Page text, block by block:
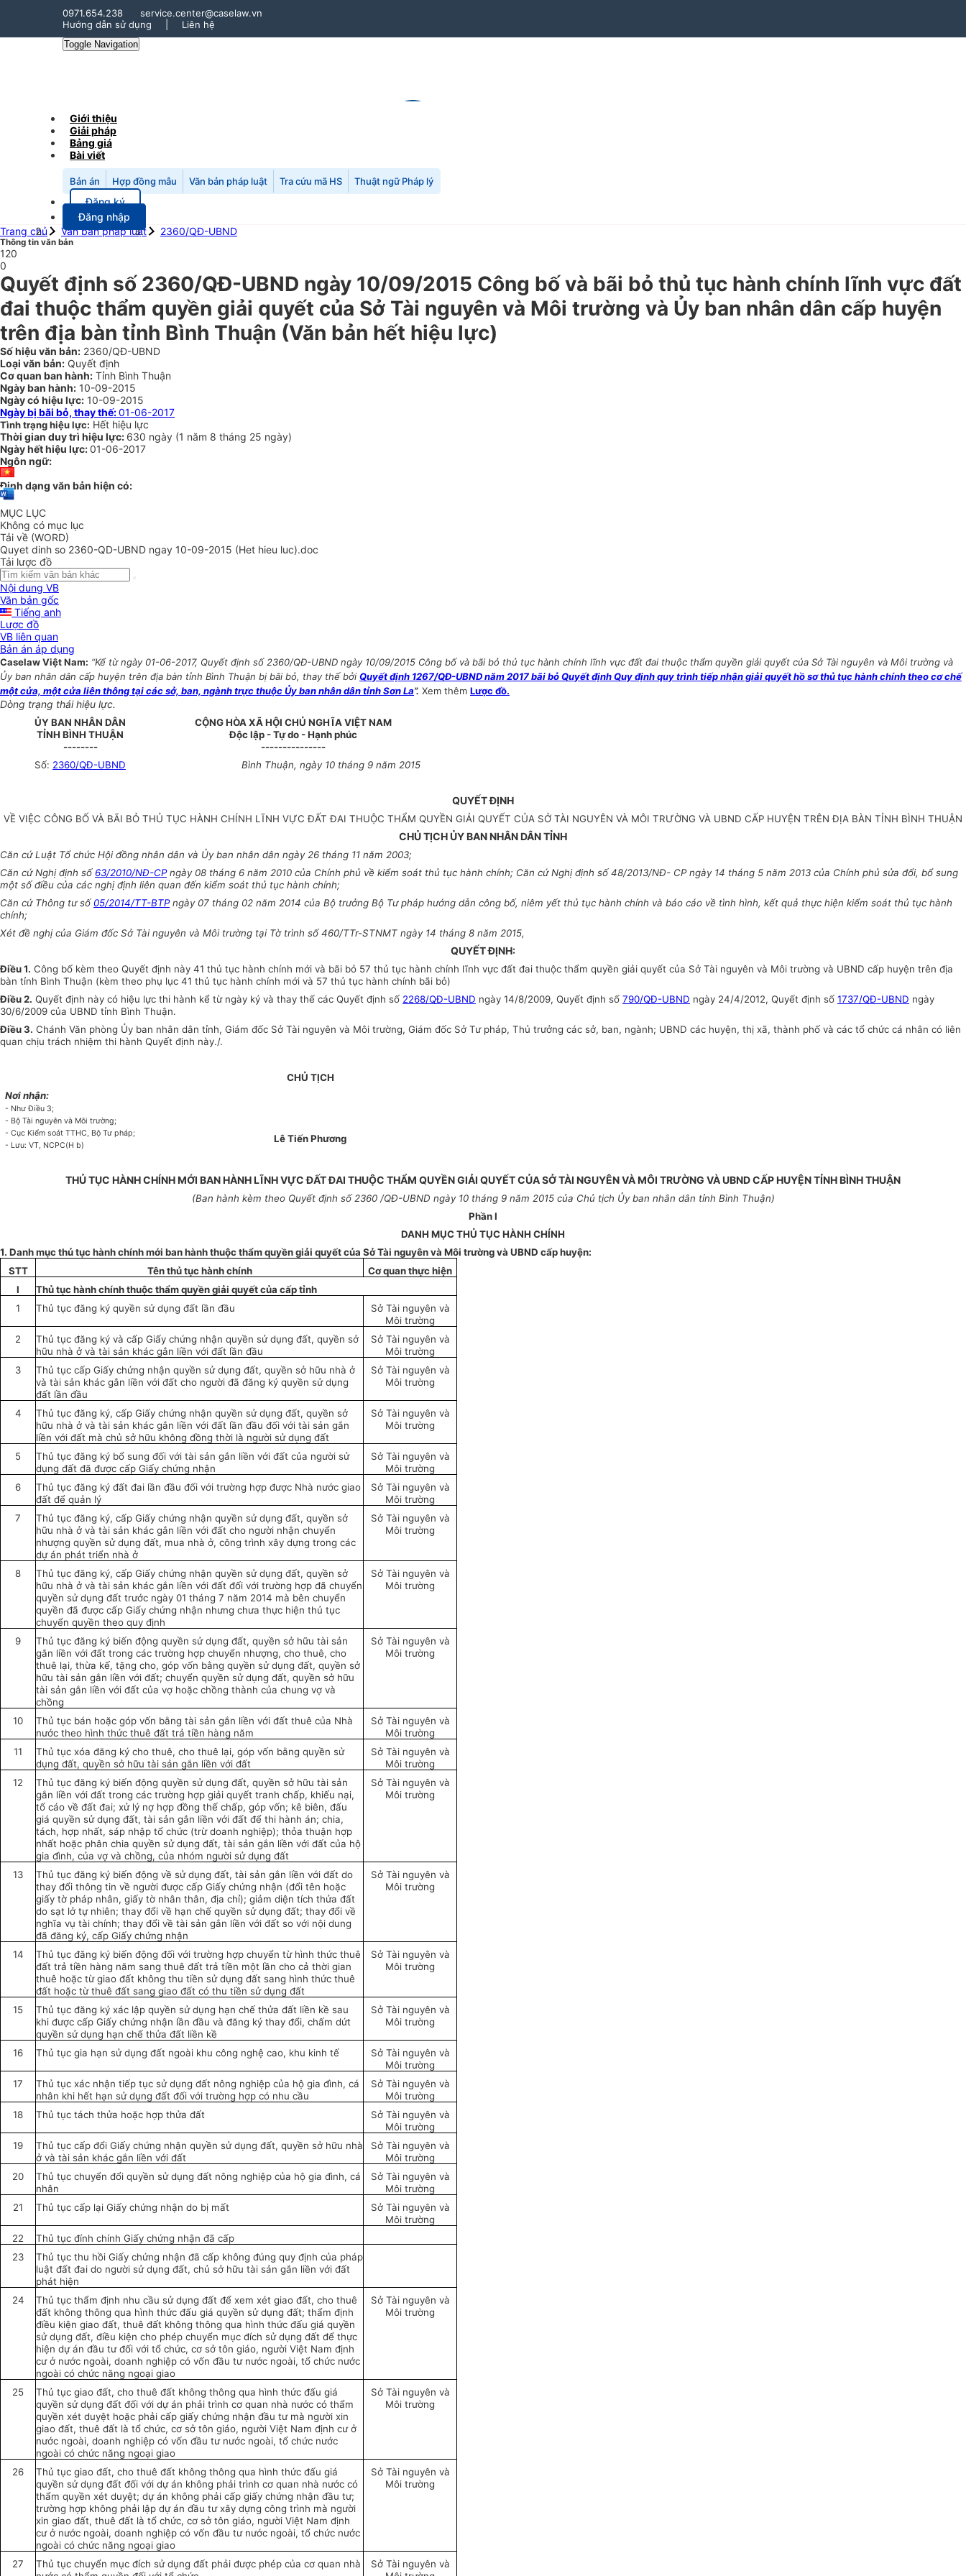
0971.654.238
service.center@caselaw.vn
Hướng dẫn sử dụng
Liên hệ
Toggle Navigation
Giới thiệu
Giải pháp
Bảng giá
Bài viết
Bản án Hợp đồng mẫu Văn bản pháp luật Tra cứu mã HS Thuật ngữ Pháp lý
Đăng ký
Đăng nhập
Trang chủ
Văn bản pháp luật 2360/QĐ-UBND
Thông tin văn bản
120
0
Quyết định số 2360/QĐ-UBND ngày 10/09/2015 Công bố và bãi bỏ thủ tục hành chính lĩnh vực đất
đai thuộc thẩm quyền giải quyết của Sở Tài nguyên và Môi trường và Ủy ban nhân dân cấp huyện
trên địa bàn tỉnh Bình Thuận (Văn bản hết hiệu lực)
Số hiệu văn bản: 2360/QĐ-UBND
Loại văn bản: Quyết định
Cơ quan ban hành: Tỉnh Bình Thuận
Ngày ban hành: 10-09-2015
Ngày có hiệu lực: 10-09-2015
Ngày bị bãi bỏ, thay thế:01-06-2017
Tình trạng hiệu lực: Hết hiệu lực
Thời gian duy trì hiệu lực: 630 ngày (1 năm 8 tháng 25 ngày)
Ngày hết hiệu lực:01-06-2017
Ngôn ngữ:
Định dạng văn bản hiện có:
MỤC LỤC
Không có mục lục
Tải về (WORD)
Quyet dinh so 2360-QD-UBND ngay 10-09-2015 (Het hieu luc).doc
Tải lược đồ
Nội dung VB
Văn bản gốc
Tiếng anh
Lược đồ
VB liên quan
Bản án áp dụng
Caselaw Việt Nam: “Kể từ ngày 01-06-2017, Quyết định số 2360/QĐ-UBND ngày 10/09/2015 Công bố và bãi bỏ thủ tục hành chính lĩnh vực đất đai thuộc thẩm quyền giải quyết của Sở Tài nguyên và Môi trường và
Ủy ban nhân dân cấp huyện trên địa bàn tỉnh Bình Thuận bị bãi bỏ, thay thế bởi Quyết định 1267/QĐ-UBND năm 2017 bãi bỏ Quyết định Quy định quy trình tiếp nhận giải quyết hồ sơ thủ tục hành chính theo cơ chế
một cửa, một cửa liên thông tại các sở, ban, ngành trực thuộc Ủy ban nhân dân tỉnh Sơn La”. Xem thêm Lược đồ.
Dòng trạng thái hiệu lực.
ỦY BAN NHÂN DÂN
TỈNH BÌNH THUẬN
--------
CỘNG HÒA XÃ HỘI CHỦ NGHĨA VIỆT NAM
Độc lập - Tự do - Hạnh phúc
---------------
Số: 2360/QĐ-UBND Bình Thuận, ngày 10 tháng 9 năm 2015
QUYẾT ĐỊNH
VỀ VIỆC CÔNG BỐ VÀ BÃI BỎ THỦ TỤC HÀNH CHÍNH LĨNH VỰC ĐẤT ĐAI THUỘC THẨM QUYỀN GIẢI QUYẾT CỦA SỞ TÀI NGUYÊN VÀ MÔI TRƯỜNG VÀ UBND CẤP HUYỆN TRÊN ĐỊA BÀN TỈNH BÌNH THUẬN
CHỦ TỊCH ỦY BAN NHÂN DÂN TỈNH
Căn cứ Luật Tổ chức Hội đồng nhân dân và Ủy ban nhân dân ngày 26 tháng 11 năm 2003;
Căn cứ Nghị định số 63/2010/NĐ-CPngày 08 tháng 6 năm 2010 của Chính phủ về kiểm soát thủ tục hành chính; Căn cứ Nghị định số 48/2013/NĐ- CP ngày 14 tháng 5 năm 2013 của Chính phủ sửa đổi, bổ sung
một số điều của các nghị định liên quan đến kiểm soát thủ tục hành chính;
Căn cứ Thông tư số 05/2014/TT-BTPngày 07 tháng 02 năm 2014 của Bộ trưởng Bộ Tư pháp hướng dẫn công bố, niêm yết thủ tục hành chính và báo cáo về tình hình, kết quả thực hiện kiểm soát thủ tục hành
chính;
Xét đề nghị của Giám đốc Sở Tài nguyên và Môi trường tại Tờ trình số 460/TTr-STNMT ngày 14 tháng 8 năm 2015,
QUYẾT ĐỊNH:
Điều 1. Công bố kèm theo Quyết định này 41 thủ tục hành chính mới và bãi bỏ 57 thủ tục hành chính lĩnh vực đất đai thuộc thẩm quyền giải quyết của Sở Tài nguyên và Môi trường và UBND cấp huyện trên địa
bàn tỉnh Bình Thuận (kèm theo phụ lục 41 thủ tục hành chính mới và 57 thủ tục hành chính bãi bỏ)
Điều 2. Quyết định này có hiệu lực thi hành kể từ ngày ký và thay thế các Quyết định số 2268/QĐ-UBND ngày 14/8/2009, Quyết định số 790/QĐ-UBND ngày 24/4/2012, Quyết định số 1737/QĐ-UBND ngày
30/6/2009 của UBND tỉnh Bình Thuận.
Điều 3. Chánh Văn phòng Ủy ban nhân dân tỉnh, Giám đốc Sở Tài nguyên và Môi trường, Giám đốc Sở Tư pháp, Thủ trưởng các sở, ban, ngành; UBND các huyện, thị xã, thành phố và các tổ chức cá nhân có liên
quan chịu trách nhiệm thi hành Quyết định này./.
Nơi nhận:
- Như Điều 3;
- Bộ Tài nguyên và Môi trường;
- Cục Kiểm soát TTHC, Bộ Tư pháp;
- Lưu: VT, NCPC(H b)
CHỦ TỊCH
Lê Tiến Phương
THỦ TỤC HÀNH CHÍNH MỚI BAN HÀNH LĨNH VỰC ĐẤT ĐAI THUỘC THẨM QUYỀN GIẢI QUYẾT CỦA SỞ TÀI NGUYÊN VÀ MÔI TRƯỜNG VÀ UBND CẤP HUYỆN TỈNH BÌNH THUẬN
(Ban hành kèm theo Quyết định số 2360 /QĐ-UBND ngày 10 tháng 9 năm 2015 của Chủ tịch Ủy ban nhân dân tỉnh Bình Thuận)
Phần I
DANH MỤC THỦ TỤC HÀNH CHÍNH
1. Danh mục thủ tục hành chính mới ban hành thuộc thẩm quyền giải quyết của Sở Tài nguyên và Môi trường và UBND cấp huyện:
STT
Tên thủ tục hành chính
Cơ quan thực hiện
I
Thủ tục hành chính thuộc thẩm quyền giải quyết của cấp tỉnh
1
Thủ tục đăng ký quyền sử dụng đất lần đầu
Sở Tài nguyên và
Môi trường
2
Thủ tục đăng ký và cấp Giấy chứng nhận quyền sử dụng đất, quyền sở
hữu nhà ở và tài sản khác gắn liền với đất lần đầu
Sở Tài nguyên và
Môi trường
3
Thủ tục cấp Giấy chứng nhận quyền sử dụng đất, quyền sở hữu nhà ở
và tài sản khác gắn liền với đất cho người đã đăng ký quyền sử dụng
đất lần đầu
Sở Tài nguyên và
Môi trường
4
Thủ tục đăng ký, cấp Giấy chứng nhận quyền sử dụng đất, quyền sở
hữu nhà ở và tài sản khác gắn liền với đất lần đầu đối với tài sản gắn
liền với đất mà chủ sở hữu không đồng thời là người sử dụng đất
Sở Tài nguyên và
Môi trường
5
Thủ tục đăng ký bổ sung đối với tài sản gắn liền với đất của người sử
dụng đất đã được cấp Giấy chứng nhận
Sở Tài nguyên và
Môi trường
6
Thủ tục đăng ký đất đai lần đầu đối với trường hợp được Nhà nước giao
đất để quản lý
Sở Tài nguyên và
Môi trường
7
Thủ tục đăng ký, cấp Giấy chứng nhận quyền sử dụng đất, quyền sở
hữu nhà ở và tài sản khác gắn liền với đất cho người nhận chuyển
nhượng quyền sử dụng đất, mua nhà ở, công trình xây dựng trong các
dự án phát triển nhà ở
Sở Tài nguyên và
Môi trường
8
Thủ tục đăng ký, cấp Giấy chứng nhận quyền sử dụng đất, quyền sở
hữu nhà ở và tài sản khác gắn liền với đất đối với trường hợp đã chuyển
quyền sử dụng đất trước ngày 01 tháng 7 năm 2014 mà bên chuyển
quyền đã được cấp Giấy chứng nhận nhưng chưa thực hiện thủ tục
chuyển quyền theo quy định
Sở Tài nguyên và
Môi trường
9
Thủ tục đăng ký biến động quyền sử dụng đất, quyền sở hữu tài sản
gắn liền với đất trong các trường hợp chuyển nhượng, cho thuê, cho
thuê lại, thừa kế, tặng cho, góp vốn bằng quyền sử dụng đất, quyền sở
hữu tài sản gắn liền với đất; chuyển quyền sử dụng đất, quyền sở hữu
tài sản gắn liền với đất của vợ hoặc chồng thành của chung vợ và
chồng
Sở Tài nguyên và
Môi trường
10
Thủ tục bán hoặc góp vốn bằng tài sản gắn liền với đất thuê của Nhà
nước theo hình thức thuê đất trả tiền hàng năm
Sở Tài nguyên và
Môi trường
11
Thủ tục xóa đăng ký cho thuê, cho thuê lại, góp vốn bằng quyền sử
dụng đất, quyền sở hữu tài sản gắn liền với đất
Sở Tài nguyên và
Môi trường
12
Thủ tục đăng ký biến động quyền sử dụng đất, quyền sở hữu tài sản
gắn liền với đất trong các trường hợp giải quyết tranh chấp, khiếu nại,
tố cáo về đất đai; xử lý nợ hợp đồng thế chấp, góp vốn; kê biên, đấu
giá quyền sử dụng đất, tài sản gắn liền với đất để thi hành án; chia,
tách, hợp nhất, sáp nhập tổ chức (trừ doanh nghiệp); thỏa thuận hợp
nhất hoặc phân chia quyền sử dụng đất, tài sản gắn liền với đất của hộ
gia đình, của vợ và chồng, của nhóm người sử dụng đất
Sở Tài nguyên và
Môi trường
13
Thủ tục đăng ký biến động về sử dụng đất, tài sản gắn liền với đất do
thay đổi thông tin về người được cấp Giấy chứng nhận (đổi tên hoặc
giấy tờ pháp nhân, giấy tờ nhân thân, địa chỉ); giảm diện tích thửa đất
do sạt lở tự nhiên; thay đổi về hạn chế quyền sử dụng đất; thay đổi về
nghĩa vụ tài chính; thay đổi về tài sản gắn liền với đất so với nội dung
đã đăng ký, cấp Giấy chứng nhận
Sở Tài nguyên và
Môi trường
14
Thủ tục đăng ký biến động đối với trường hợp chuyển từ hình thức thuê
đất trả tiền hàng năm sang thuê đất trả tiền một lần cho cả thời gian
thuê hoặc từ giao đất không thu tiền sử dụng đất sang hình thức thuê
đất hoặc từ thuê đất sang giao đất có thu tiền sử dụng đất
Sở Tài nguyên và
Môi trường
15
Thủ tục đăng ký xác lập quyền sử dụng hạn chế thửa đất liền kề sau
khi được cấp Giấy chứng nhận lần đầu và đăng ký thay đổi, chấm dứt
quyền sử dụng hạn chế thửa đất liền kề
Sở Tài nguyên và
Môi trường
16 Thủ tục gia hạn sử dụng đất ngoài khu công nghệ cao, khu kinh tế
Sở Tài nguyên và
Môi trường
17
Thủ tục xác nhận tiếp tục sử dụng đất nông nghiệp của hộ gia đình, cá
nhân khi hết hạn sử dụng đất đối với trường hợp có nhu cầu
Sở Tài nguyên và
Môi trường
18
Thủ tục tách thửa hoặc hợp thửa đất
Sở Tài nguyên và
Môi trường
19
Thủ tục cấp đổi Giấy chứng nhận quyền sử dụng đất, quyền sở hữu nhà
ở và tài sản khác gắn liền với đất
Sở Tài nguyên và
Môi trường
20
Thủ tục chuyển đổi quyền sử dụng đất nông nghiệp của hộ gia đình, cá
nhân
Sở Tài nguyên và
Môi trường
21
Thủ tục cấp lại Giấy chứng nhận do bị mất
Sở Tài nguyên và
Môi trường
22
Thủ tục đính chính Giấy chứng nhận đã cấp
23
Thủ tục thu hồi Giấy chứng nhận đã cấp không đúng quy định của pháp
luật đất đai do người sử dụng đất, chủ sở hữu tài sản gắn liền với đất
phát hiện
24
Thủ tục thẩm định nhu cầu sử dụng đất để xem xét giao đất, cho thuê
đất không thông qua hình thức đấu giá quyền sử dụng đất; thẩm định
điều kiện giao đất, thuê đất không thông qua hình thức đấu giá quyền
sử dụng đất, điều kiện cho phép chuyển mục đích sử dụng đất để thực
hiện dự án đầu tư đối với tổ chức, cơ sở tôn giáo, người Việt Nam định
cư ở nước ngoài, doanh nghiệp có vốn đầu tư nước ngoài, tổ chức nước
ngoài có chức năng ngoại giao
Sở Tài nguyên và
Môi trường
25
Thủ tục giao đất, cho thuê đất không thông qua hình thức đấu giá
quyền sử dụng đất đối với dự án phải trình cơ quan nhà nước có thẩm
quyền xét duyệt hoặc phải cấp giấy chứng nhận đầu tư mà người xin
giao đất, thuê đất là tổ chức, cơ sở tôn giáo, người Việt Nam định cư ở
nước ngoài, doanh nghiệp có vốn đầu tư nước ngoài, tổ chức nước
ngoài có chức năng ngoại giao
Sở Tài nguyên và
Môi trường
26
Thủ tục giao đất, cho thuê đất không thông qua hình thức đấu giá
quyền sử dụng đất đối với dự án không phải trình cơ quan nhà nước có
thẩm quyền xét duyệt; dự án không phải cấp giấy chứng nhận đầu tư;
trường hợp không phải lập dự án đầu tư xây dựng công trình mà người
xin giao đất, thuê đất là tổ chức, cơ sở tôn giáo, người Việt Nam định
cư ở nước ngoài, doanh nghiệp có vốn đầu tư nước ngoài, tổ chức nước
ngoài có chức năng ngoại giao
Sở Tài nguyên và
Môi trường
27
Thủ tục chuyển mục đích sử dụng đất phải được phép của cơ quan nhà
Sở Tài nguyên và